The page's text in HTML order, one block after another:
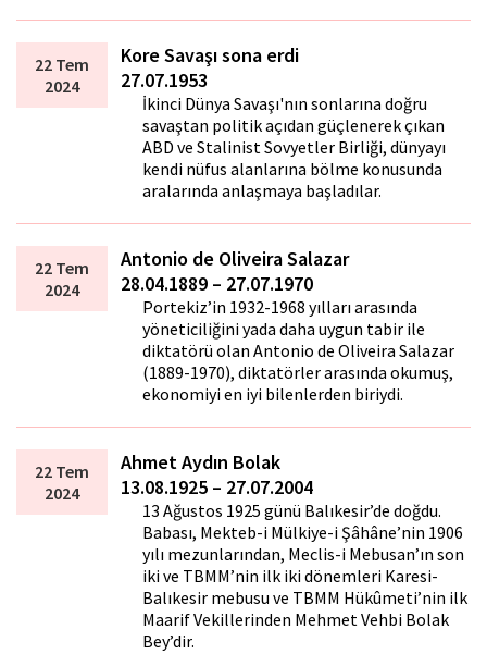
22 Tem
2024
Kore Savaşı sona erdi
27.07.1953
İkinci Dünya Savaşı'nın sonlarına doğru
savaştan politik açıdan güçlenerek çıkan
ABD ve Stalinist Sovyetler Birliği, dünyayı
kendi nüfus alanlarına bölme konusunda
aralarında anlaşmaya başladılar.
22 Tem
2024
Antonio de Oliveira Salazar
28.04.1889 – 27.07.1970
Portekiz’in 1932-1968 yılları arasında
yöneticiliğini yada daha uygun tabir ile
diktatörü olan Antonio de Oliveira Salazar
(1889-1970), diktatörler arasında okumuş,
ekonomiyi en iyi bilenlerden biriydi.
22 Tem
2024
Ahmet Aydın Bolak
13.08.1925 – 27.07.2004
13 Ağustos 1925 günü Balıkesir’de doğdu.
Babası, Mekteb-i Mülkiye-i Şâhâne’nin 1906
yılı mezunlarından, Meclis-i Mebusan’ın son
iki ve TBMM’nin ilk iki dönemleri Karesi-
Balıkesir mebusu ve TBMM Hükûmeti’nin ilk
Maarif Vekillerinden Mehmet Vehbi Bolak
Bey’dir.